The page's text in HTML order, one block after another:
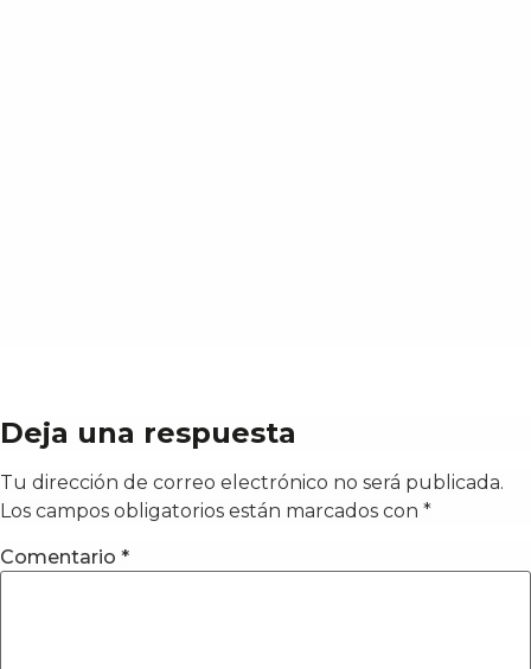
Deja una respuesta
Tu dirección de correo electrónico no será publicada.
Los campos obligatorios están marcados con *
Comentario *